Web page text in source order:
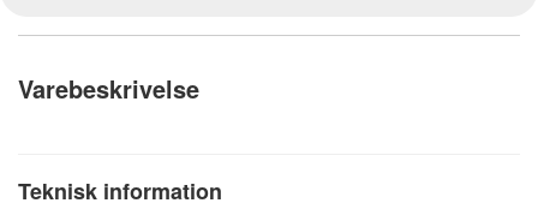
Varebeskrivelse
Teknisk information